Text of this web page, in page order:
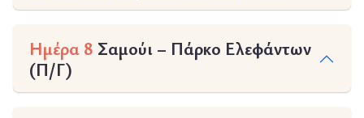
Ημέρα 8 Σαμούι – Πάρκο Ελεφάντων
(Π/Γ)